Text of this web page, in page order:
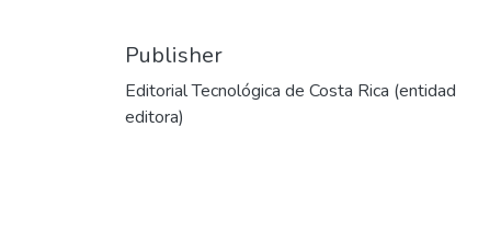
Publisher
Editorial Tecnológica de Costa Rica (entidad
editora)